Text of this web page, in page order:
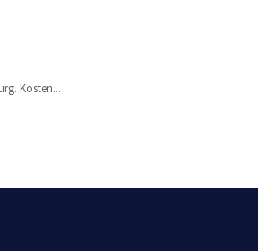
Kosten...